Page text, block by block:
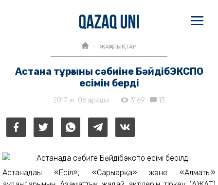
ЖАҢАЛЫҚТАР
Астана тұрғыны сәбиіне БәйдiбЭКСПО
есімін берді
2017 ж. 06 қараша 3169 13
Астанадағы «Есіл», «Сарыарқа» және «Алматы»